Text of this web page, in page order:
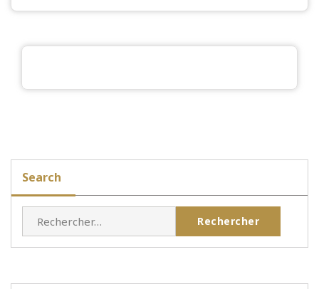
Search